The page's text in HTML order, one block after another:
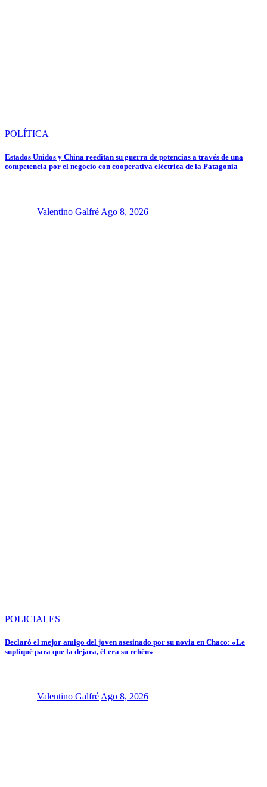
POLÍTICA
Estados Unidos y China reeditan su guerra de potencias a través de una
competencia por el negocio con cooperativa eléctrica de la Patagonia
Valentino Galfré Ago 8, 2026
POLICIALES
Declaró el mejor amigo del joven asesinado por su novia en Chaco: «Le
supliqué para que la dejara, él era su rehén»
Valentino Galfré Ago 8, 2026